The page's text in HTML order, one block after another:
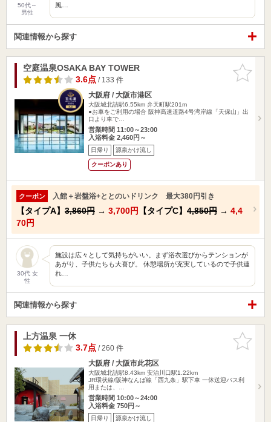
50代～
男性
風…
関連情報から探す
お気に入
りに追加
空庭温泉OSAKA BAY TOWER
3.6点/ 133 件
大阪府 / 大阪市港区
大阪城北詰駅6.55km 弁天町駅201m
●お車をご利用の場合 阪神高速道路4号湾岸線「天保山」出
口より車で…
営業時間 11:00～23:00
入浴料金 2,460円～
日帰り 源泉かけ流し
クーポンあり
クーポン 入館＋岩盤浴+ととのいドリンク 最大380円引き
【タイプA】 3,860円 → 3,700円 【タイプC】 4,850円 → 4,4
70円
30代 女
性
施設は広々として気持ちがいい。まず浴衣選びからテンションが
あがり、子供たちも大喜び。 休憩場所が充実しているので子供連
れ…
関連情報から探す
お気に入
りに追加
上方温泉 一休
3.7点/ 260 件
大阪府 / 大阪市此花区
大阪城北詰駅8.43km 安治川口駅1.22km
JR環状線/阪神なんば線「西九条」駅下車 一休送迎バス利
用または、…
営業時間 10:00～24:00
入浴料金 750円～
日帰り 源泉かけ流し